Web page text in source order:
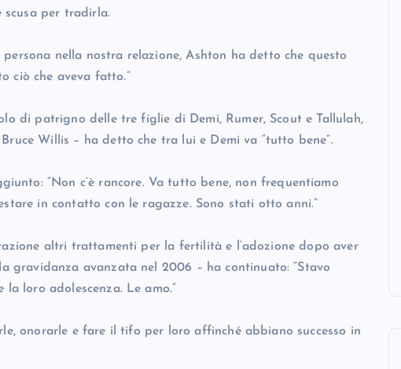
scusa per tradirla.
nella nostra relazione, Ashton ha detto che questo
ciò che aveva fatto.”
di patrigno delle tre figlie di Demi, Rumer, Scout e Tallulah,
Willis – ha detto che tra lui e Demi va “tutto bene”.
“Non c’è rancore. Va tutto bene, non frequentiamo
in contatto con le ragazze. Sono stati otto anni.”
altri trattamenti per la fertilità e l’adozione dopo aver
gravidanza avanzata nel 2006 – ha continuato: “Stavo
loro adolescenza. Le amo.”
onorarle e fare il tifo per loro affinché abbiano successo in